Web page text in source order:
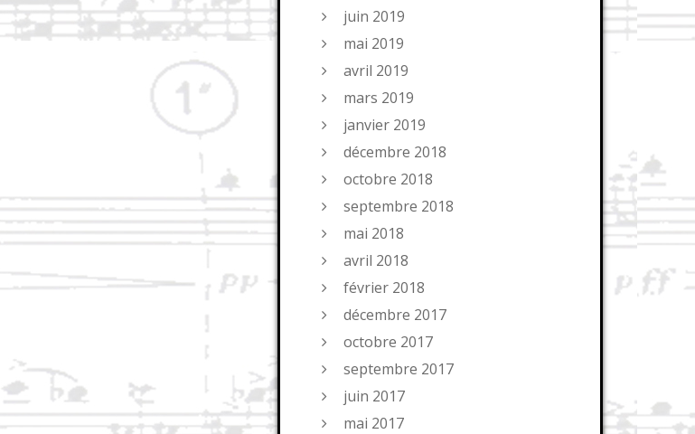
juin 2019
mai 2019
avril 2019
mars 2019
janvier 2019
décembre 2018
octobre 2018
septembre 2018
mai 2018
avril 2018
février 2018
décembre 2017
octobre 2017
septembre 2017
juin 2017
mai 2017